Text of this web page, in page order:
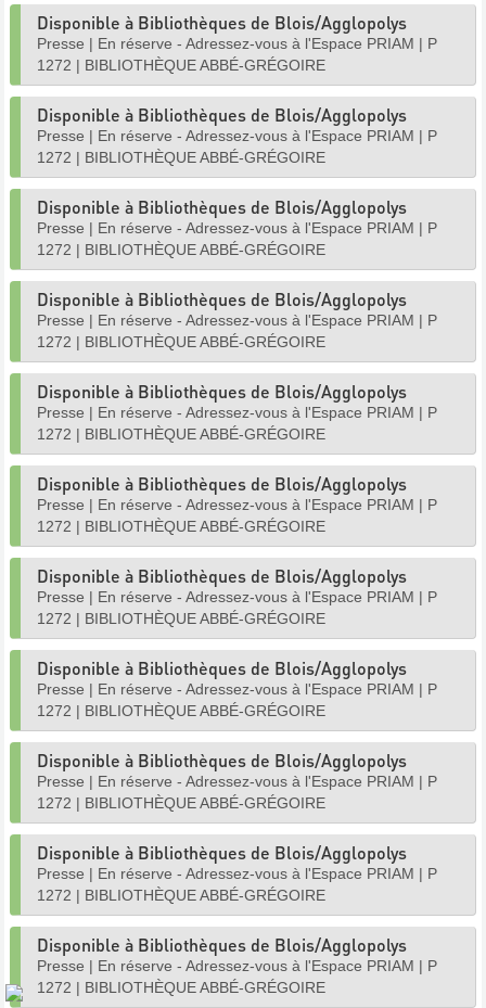
Disponible à Bibliothèques de Blois/Agglopolys
Presse | En réserve - Adressez-vous à l'Espace PRIAM | P
1272 | BIBLIOTHÈQUE ABBÉ-GRÉGOIRE
Disponible à Bibliothèques de Blois/Agglopolys
Presse | En réserve - Adressez-vous à l'Espace PRIAM | P
1272 | BIBLIOTHÈQUE ABBÉ-GRÉGOIRE
Disponible à Bibliothèques de Blois/Agglopolys
Presse | En réserve - Adressez-vous à l'Espace PRIAM | P
1272 | BIBLIOTHÈQUE ABBÉ-GRÉGOIRE
Disponible à Bibliothèques de Blois/Agglopolys
Presse | En réserve - Adressez-vous à l'Espace PRIAM | P
1272 | BIBLIOTHÈQUE ABBÉ-GRÉGOIRE
Disponible à Bibliothèques de Blois/Agglopolys
Presse | En réserve - Adressez-vous à l'Espace PRIAM | P
1272 | BIBLIOTHÈQUE ABBÉ-GRÉGOIRE
Disponible à Bibliothèques de Blois/Agglopolys
Presse | En réserve - Adressez-vous à l'Espace PRIAM | P
1272 | BIBLIOTHÈQUE ABBÉ-GRÉGOIRE
Disponible à Bibliothèques de Blois/Agglopolys
Presse | En réserve - Adressez-vous à l'Espace PRIAM | P
1272 | BIBLIOTHÈQUE ABBÉ-GRÉGOIRE
Disponible à Bibliothèques de Blois/Agglopolys
Presse | En réserve - Adressez-vous à l'Espace PRIAM | P
1272 | BIBLIOTHÈQUE ABBÉ-GRÉGOIRE
Disponible à Bibliothèques de Blois/Agglopolys
Presse | En réserve - Adressez-vous à l'Espace PRIAM | P
1272 | BIBLIOTHÈQUE ABBÉ-GRÉGOIRE
Disponible à Bibliothèques de Blois/Agglopolys
Presse | En réserve - Adressez-vous à l'Espace PRIAM | P
1272 | BIBLIOTHÈQUE ABBÉ-GRÉGOIRE
Disponible à Bibliothèques de Blois/Agglopolys
Presse | En réserve - Adressez-vous à l'Espace PRIAM | P
1272 | BIBLIOTHÈQUE ABBÉ-GRÉGOIRE